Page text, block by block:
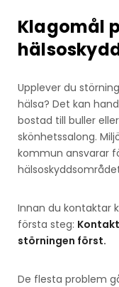
Klagomål
Upplever du
hälsa? Det kan
bostad till buller
skönhetssalong.
kommun ansvarar
Innan du kontaktar
första steg:
störningen först.
De flesta problem